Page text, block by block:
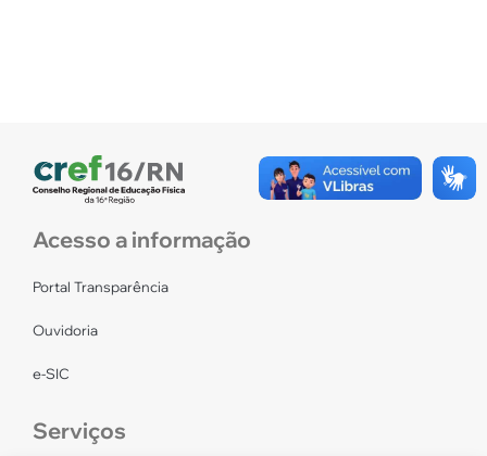
Acesso a informação
Portal Transparência
Ouvidoria
e-SIC
Serviços